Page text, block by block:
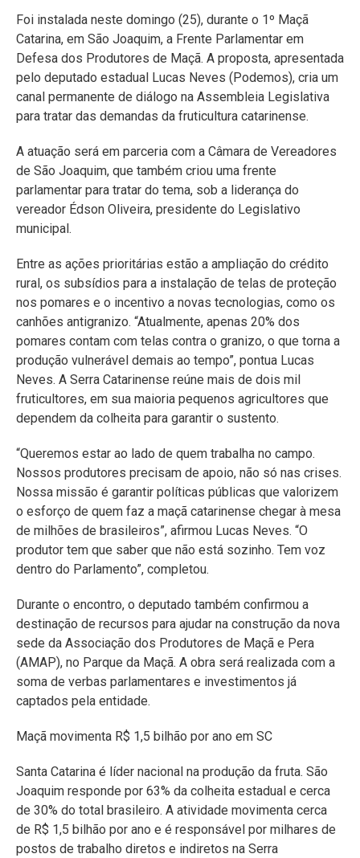
Foi instalada neste domingo (25), durante o 1º Maçã
Catarina, em São Joaquim, a Frente Parlamentar em
Defesa dos Produtores de Maçã. A proposta, apresentada
pelo deputado estadual Lucas Neves (Podemos), cria um
canal permanente de diálogo na Assembleia Legislativa
para tratar das demandas da fruticultura catarinense.
A atuação será em parceria com a Câmara de Vereadores
de São Joaquim, que também criou uma frente
parlamentar para tratar do tema, sob a liderança do
vereador Édson Oliveira, presidente do Legislativo
municipal.
Entre as ações prioritárias estão a ampliação do crédito
rural, os subsídios para a instalação de telas de proteção
nos pomares e o incentivo a novas tecnologias, como os
canhões antigranizo. “Atualmente, apenas 20% dos
pomares contam com telas contra o granizo, o que torna a
produção vulnerável demais ao tempo”, pontua Lucas
Neves. A Serra Catarinense reúne mais de dois mil
fruticultores, em sua maioria pequenos agricultores que
dependem da colheita para garantir o sustento.
“Queremos estar ao lado de quem trabalha no campo.
Nossos produtores precisam de apoio, não só nas crises.
Nossa missão é garantir políticas públicas que valorizem
o esforço de quem faz a maçã catarinense chegar à mesa
de milhões de brasileiros”, afirmou Lucas Neves. “O
produtor tem que saber que não está sozinho. Tem voz
dentro do Parlamento”, completou.
Durante o encontro, o deputado também confirmou a
destinação de recursos para ajudar na construção da nova
sede da Associação dos Produtores de Maçã e Pera
(AMAP), no Parque da Maçã. A obra será realizada com a
soma de verbas parlamentares e investimentos já
captados pela entidade.
Maçã movimenta R$ 1,5 bilhão por ano em SC
Santa Catarina é líder nacional na produção da fruta. São
Joaquim responde por 63% da colheita estadual e cerca
de 30% do total brasileiro. A atividade movimenta cerca
de R$ 1,5 bilhão por ano e é responsável por milhares de
postos de trabalho diretos e indiretos na Serra